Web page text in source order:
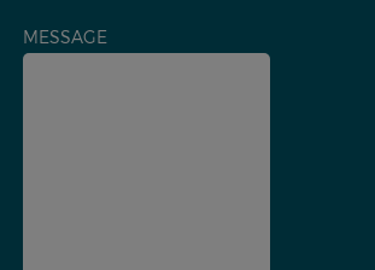
MESSAGE